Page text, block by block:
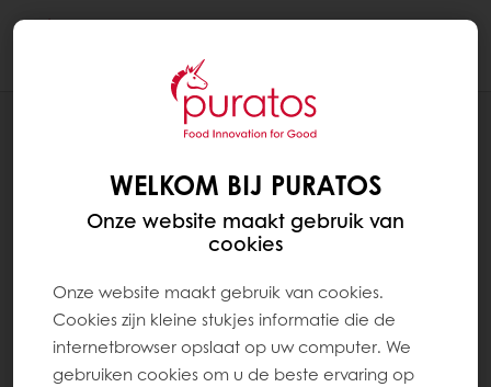
EN BRENGT COMPLEMENTAIRE
CAPACITEITEN SAMEN IN DE
PROFESSIONELE BAKKERIJSECTOR
WELKOM BIJ PURATOS
Onze website maakt gebruik van
cookies
Onze website maakt gebruik van cookies.
Cookies zijn kleine stukjes informatie die de
internetbrowser opslaat op uw computer. We
gebruiken cookies om u de beste ervaring op